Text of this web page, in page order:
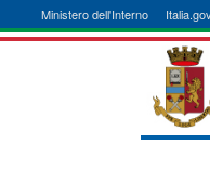
Ministero dell'Interno